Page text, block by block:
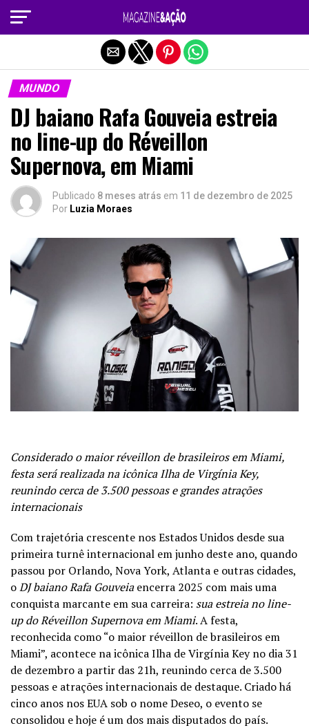
MUNDO
DJ baiano Rafa Gouveia estreia
no line-up do Réveillon
Supernova, em Miami
Publicado 8 meses atrás em 11 de dezembro de 2025
Por Luzia Moraes
Considerado o maior réveillon de brasileiros em Miami,
festa será realizada na icônica Ilha de Virgínia Key,
reunindo cerca de 3.500 pessoas e grandes atrações
internacionais
Com trajetória crescente nos Estados Unidos desde sua
primeira turnê internacional em junho deste ano, quando
passou por Orlando, Nova York, Atlanta e outras cidades,
oDJ baiano Rafa Gouveiaencerra 2025 com mais uma
conquista marcante em sua carreira: sua estreia no line-
up do Réveillon Supernova em Miami. A festa,
reconhecida como “o maior réveillon de brasileiros em
Miami”, acontece na icônica Ilha de Virgínia Key no dia 31
de dezembro a partir das 21h, reunindo cerca de 3.500
pessoas e atrações internacionais de destaque. Criado há
cinco anos nos EUA sob o nome Deseo, o evento se
consolidou e hoje é um dos mais disputados do país.
Sair da versão mobile